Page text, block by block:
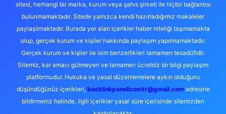
sitesi, herhangi bir marka, kurum veya şahıs şirketi ile hiçbir bağlantısı
bulunmamaktadır. Sitede yalnızca kendi hazırladığımız makaleler
paylaşılmaktadır. Burada yer alan içerikler haber niteliği taşımamakta
olup, gerçek kurum ve kişiler hakkında paylaşım yapılmamaktadır.
Gerçek kurum ve kişiler ile isim benzerlikleri tamamen tesadüfidir.
Sitemiz, kar amacı gütmeyen ve tamamen ücretsiz bir bilgi paylaşım
platformudur. Hukuka ve yasal düzenlemelere aykırı olduğunu
düşündüğünüz içerikleri, backlinkpanelicomtr@gmail.comadresine
bildirmeniz halinde, ilgili içerikler yasal süre içerisinde sitemizden